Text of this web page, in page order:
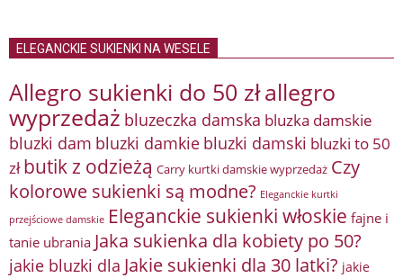
ELEGANCKIE SUKIENKI NA WESELE
Allegro sukienki do 50 złallegro
wyprzedaż bluzeczka damska bluzka damskie
bluzki dam bluzki damkie bluzki damski bluzki to 50
zł butik z odzieżą Carry kurtki damskie wyprzedaż Czy
kolorowe sukienki są modne? Eleganckie kurtki
przejściowe damskie Eleganckie sukienki włoskie fajne i
tanie ubrania Jaka sukienka dla kobiety po 50?
jakie bluzki dla Jakie sukienki dla 30 latki? jakie